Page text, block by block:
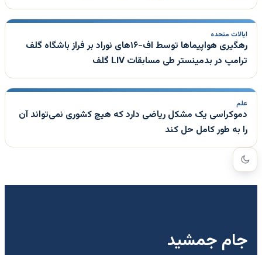
ایالات متحده
رهگیری هواپیماها توسط اف-۱۶های نوراد بر فراز باشگاه گلف
ترامپ در بدمینستر طی مسابقات LIV گلف
علم
دموکراسی یک مشکل ریاضی دارد که هیچ کشوری نمی‌تواند آن
را به طور کامل حل کند
جام جمشید